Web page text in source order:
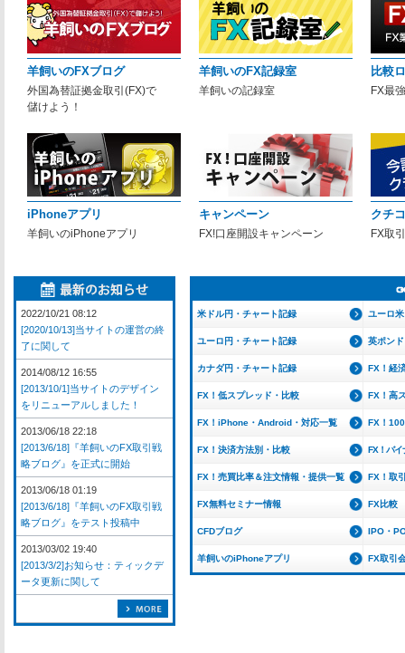
羊飼いのFXブログ
外国為替証拠金取引(FX)で
儲けよう！
羊飼いのFX記録室
羊飼いの記録室
比較
FX最
iPhoneアプリ
羊飼いのiPhoneアプリ
キャンペーン
FX!口座開設キャンペーン
クチ
FX取
米ドル円・チャート記録 ユーロ
ユーロ円・チャート記録 英ポン
カナダ円・チャート記録 FX！経
FX！低スプレッド・比較 FX！高
FX！iPhone・Android・対応一覧 FX！
FX！決済方法別・比較 FX！バイ
FX！売買比率＆注文情報・提供一覧 FX！取
FX無料セミナー情報 FX比較
CFDブログ IPO・
羊飼いのiPhoneアプリ FX取引
2022/10/21 08:12
[2020/10/13]当サイトの運営の終
了に関して
2014/08/12 16:55
[2013/10/1]当サイトのデザイン
をリニューアルしました！
2013/06/18 22:18
[2013/6/18]『羊飼いのFX取引戦
略ブログ』を正式に開始
2013/06/18 01:19
[2013/6/18]『羊飼いのFX取引戦
略ブログ』をテスト投稿中
2013/03/02 19:40
[2013/3/2]お知らせ：ティックデ
ータ更新に関して